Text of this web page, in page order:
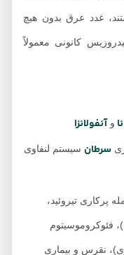
غدد عرق بدون هیچ
کانونی معمولاً
سیستم لنفاوی
تیروئید،
و بیماری